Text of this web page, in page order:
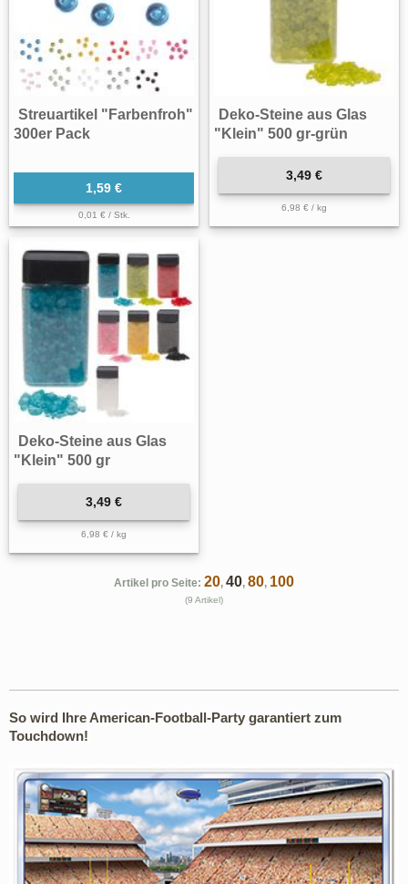
Streuartikel "Farbenfroh"
300er Pack
1,59 €
0,01 € / Stk.
Deko-Steine aus Glas
"Klein" 500 gr-grün
3,49 €
6,98 € / kg
Deko-Steine aus Glas
"Klein" 500 gr
3,49 €
6,98 € / kg
Artikel pro Seite: 20, 40, 80, 100
(9 Artikel)
So wird Ihre American-Football-Party garantiert zum
Touchdown!